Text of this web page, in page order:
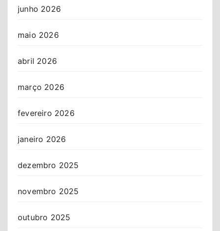
junho 2026
maio 2026
abril 2026
março 2026
fevereiro 2026
janeiro 2026
dezembro 2025
novembro 2025
outubro 2025